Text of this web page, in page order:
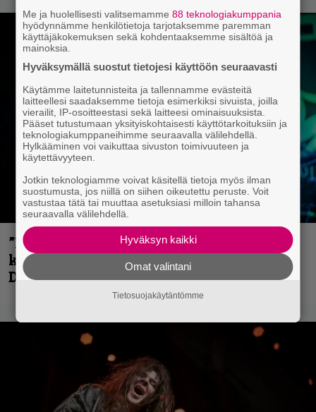
”En kadu mitään” – Rick Rozz ei tunne
katkeruutta siitä, ettei ollut mukana
Deathin debyytillä
Me ja huolellisesti valitsemamme88 teknologiakumppania
hyödynnämme henkilötietoja tarjotaksemme paremman
käyttäjäkokemuksen sekä kohdentaaksemme sisältöä ja
mainoksia.
Hyväksymällä suostut tietojesi käyttöön seuraavasti
Käytämme laitetunnisteita ja tallennamme evästeitä
laitteellesi saadaksemme tietoja esimerkiksi sivuista, joilla
vierailit, IP-osoitteestasi sekä laitteesi ominaisuuksista.
Pääset tutustumaan yksityiskohtaisesti käyttötarkoituksiin ja
teknologiakumppaneihimme seuraavalla välilehdellä.
Hylkääminen voi vaikuttaa sivuston toimivuuteen ja
käytettävyyteen.
Jotkin teknologiamme voivat käsitellä tietoja myös ilman
suostumusta, jos niillä on siihen oikeutettu peruste. Voit
vastustaa tätä tai muuttaa asetuksiasi milloin tahansa
seuraavalla välilehdellä.
Hyväksyn kaikki
Omat valintani
Tietosuojakäytäntömme